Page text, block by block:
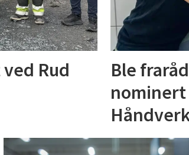
Rud
Ble
nominert